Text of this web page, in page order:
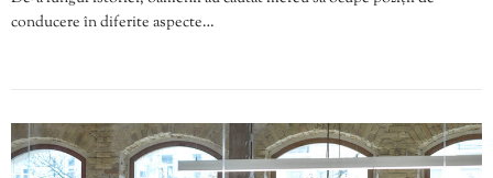
conducere în diferite aspecte…